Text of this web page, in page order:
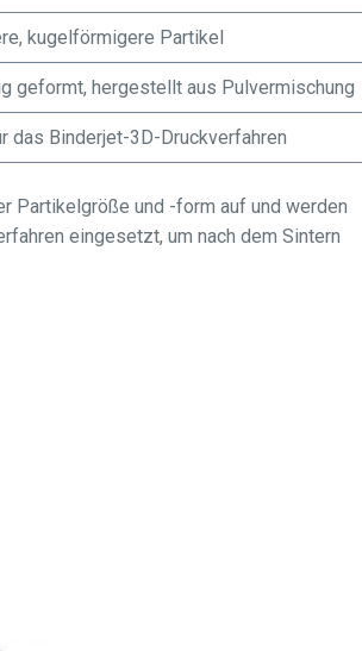
kugelförmigere Partikel
geformt, hergestellt aus Pulvermischung
das Binderjet-3D-Druckverfahren
Partikelgröße und -form auf und werden
eingesetzt, um nach dem Sintern